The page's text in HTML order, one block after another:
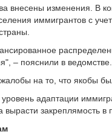
внесены изменения. В
иммигрантов с
– пояснили в ведомстве.
на то, что якобы
адаптации
закреплямость